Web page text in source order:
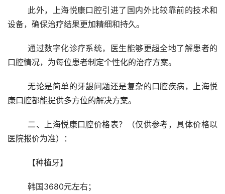
设备，确保治疗结果更加精细和持久。
	通过数字化诊疗系统，医生能够更超全地了解患者的
口腔情况，为每位患者制定个性化的治疗方案。
	无论是简单的牙龈问题还是复杂的口腔疾病，上海悦
康口腔都能提供多方位的解决方案。
医院报价为准）：
	【种植牙】
	韩国3680元左右；